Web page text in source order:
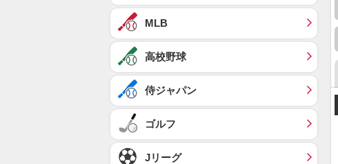
MLB
高校野球
侍ジャパン
ゴルフ
Jリーグ